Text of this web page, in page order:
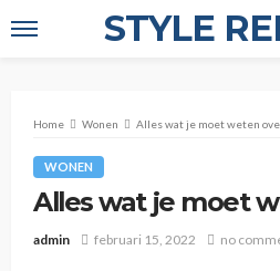
STYLE
Home Wonen Alles wat je moet weten
WONEN
Alles wat je moet
admin februari 15, 2022 no